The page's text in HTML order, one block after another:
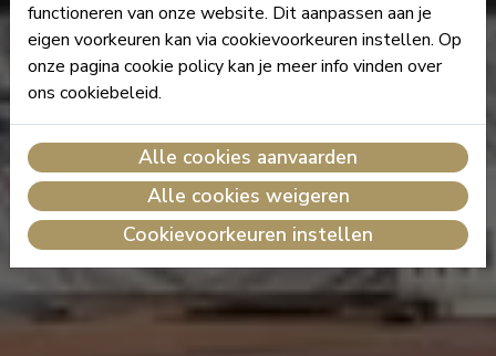
functioneren van onze website. Dit aanpassen aan je
eigen voorkeuren kan via cookievoorkeuren instellen. Op
onze pagina cookie policy kan je meer info vinden over
ons cookiebeleid.
Alle cookies aanvaarden
Alle cookies weigeren
Cookievoorkeuren instellen